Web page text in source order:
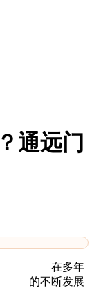
通远门
在多年
的不断发展